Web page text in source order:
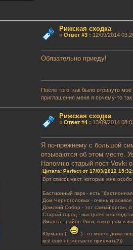
Рижская сходка
« Ответ #3: 12/09/2014
Обязательно приеду!
После того, как было отринуто
приглашения меня я почему-то
Рижская сходка
« Ответ #4: 13/09/2014
Я по-прежнему с большой
отзываются об этом месте.
Напомню старый пост Vovki
Цитата: Perfect от 17/03/2012
Вот список мест, которые мне особо
Бастионный парк - есть
Дом Черноголовых - очень
Домский Собор - тот самый орган, о
Старый город - выстроен в
Иманта - район Риги, в котором я
Юрмала (!
) - от моего дома
всё ещё не желаете приехать?))